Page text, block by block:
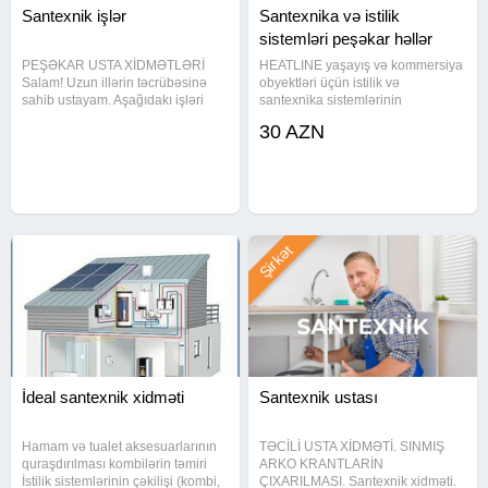
Santexnik işlər
PEŞƏKAR USTA XİDMƏTLƏRİ
Salam! Uzun illərin təcrübəsinə
sahib ustayam. Aşağıdakı işləri
Santexnika və istilik
sistemləri peşəkar həllər
HEATLINE yaşayış və kommersiya
obyektləri üçün istilik və
santexnika sistemlərinin
quraşdırılması üzrə ixtisaslaşmış
30 AZN
İdeal santexnik xidməti
Hamam və tualet aksesuarlarının
quraşdırılması kombilərin təmiri
İstilik sistemlərinin çəkilişi (kombi,
Santexnik ustası
TƏCİLİ USTA XİDMƏTİ. SINMIŞ
ARKO KRANTLARİN
ÇIXARILMASI. Santexnik xidməti.
Şirkət